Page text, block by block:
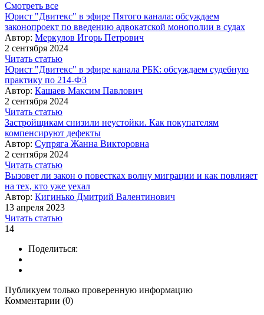
Смотреть все
Юрист "Двитекс" в эфире Пятого канала: обсуждаем
законопроект по введению адвокатской монополии в судах
Автор: Меркулов Игорь Петрович
2 сентября 2024
Читать статью
Юрист "Двитекс" в эфире канала РБК: обсуждаем судебную
практику по 214-ФЗ
Автор: Кашаев Максим Павлович
2 сентября 2024
Читать статью
Застройщикам снизили неустойки. Как покупателям
компенсируют дефекты
Автор: Супряга Жанна Викторовна
2 сентября 2024
Читать статью
Вызовет ли закон о повестках волну миграции и как повлияет
на тех, кто уже уехал
Автор: Кигинько Дмитрий Валентинович
13 апреля 2023
Читать статью
14
Поделиться:
Публикуем только проверенную информацию
Комментарии (0)